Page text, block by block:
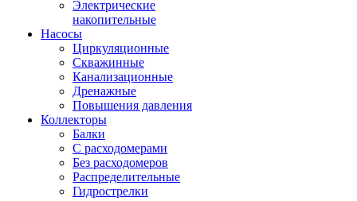
Электрические
накопительные
Насосы
Циркуляционные
Скважинные
Канализационные
Дренажные
Повышения давления
Коллекторы
Балки
С расходомерами
Без расходомеров
Распределительные
Гидрострелки